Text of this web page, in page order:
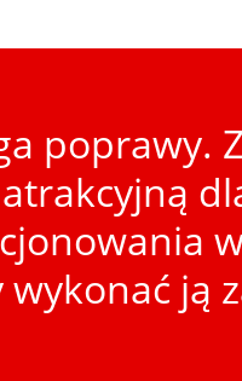
poprawy.
ją